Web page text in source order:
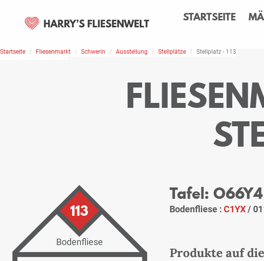
STARTSEITE
Home Stellplätze
Startseite Fliesenmarkt Schwerin Ausstellung Stellplätze Stellplatz - 113
113
Bodenfliese
Tafel: O66Y4
Bodenfliese : C1YX/
Produkte auf